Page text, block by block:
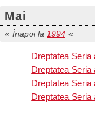
Mai
Înapoi la 1994
Dreptatea Seria
Dreptatea Seria
Dreptatea Seria
Dreptatea Seria